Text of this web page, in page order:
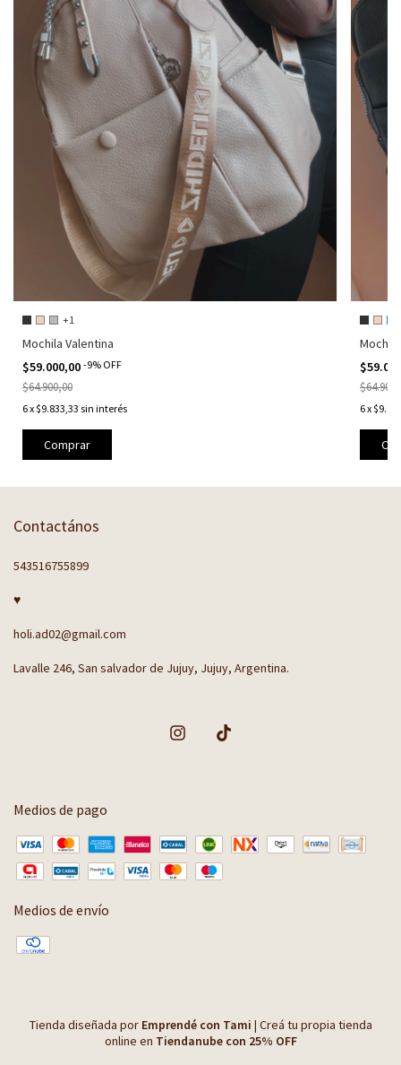
+1
Mochila Valentina
$59.000,00 -9% OFF
$64.900,00
6x$9.833,33 sin interés
Comprar
6x
Contactános
543516755899
♥
holi.ad02@gmail.com
Lavalle 246, San salvador de Jujuy, Jujuy, Argentina.
Medios de pago
Medios de envío
Tienda diseñada por Emprendé con Tami | Creá tu propia tienda
online en Tiendanube con 25% OFF